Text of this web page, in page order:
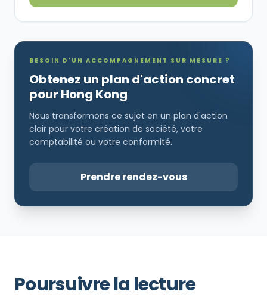
BESOIN D'UN ACCOMPAGNEMENT SUR MESURE ?
Obtenez un plan d'action concret
pour Hong Kong
Nous transformons ce sujet en un plan d'action
clair pour votre création de société, votre
comptabilité ou votre conformité.
Prendre rendez-vous
Poursuivre la lecture